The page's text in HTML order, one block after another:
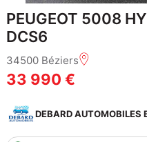
PEUGEOT 5008
DCS6
34500 Béziers
33 990 €
DEBARD AUTOMOBILES